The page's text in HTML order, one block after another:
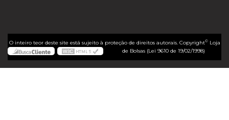
O inteiro teor deste site está sujeito à proteção de direitos autorais. Copyright©Loja
de Bolsas (Lei 9610 de 19/02/1998)